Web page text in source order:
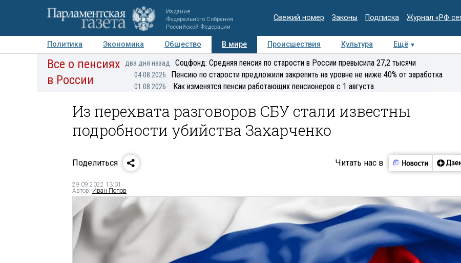
Издание
Федерального Собрания
Российской Федерации
Свежий номер Законы Подписка Журнал «РФ
Политика Экономика Общество В мире Происшествия Культура Ещё
Авторы Персоны Мнения Регионы Медиацентр Интервью Колумнисты
Все о пенсиях
в России
два дня назад Соцфонд: Средняя пенсия по старости в России превысила 27,2 тысячи
04.08.2026 Пенсию по старости предложили закрепить на уровне не ниже 40% от заработка
01.08.2026 Как изменятся пенсии работающих пенсионеров с 1 августа
Из перехвата разговоров СБУ стали известны
подробности убийства Захарченко
Поделиться Читать нас в
29.09.2022 13:01
Автор: Иван Попов